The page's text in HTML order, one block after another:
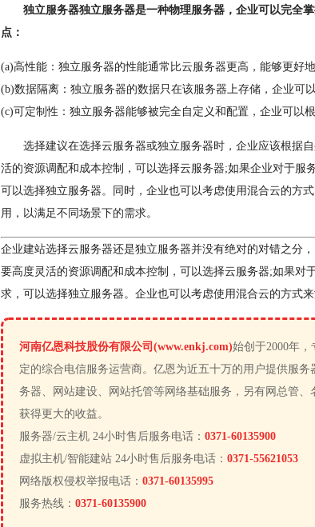
独立服务器独立服务器是一种物理服务器，企业可以完全
点：
(a)高性能：独立服务器的性能通常比云服务器更高，能够更好
(b)数据隔离：独立服务器的数据只在该服务器上存储，企业可
(c)可定制性：独立服务器能够被完全自定义和配置，企业可以
选择建议在选择云服务器或独立服务器时，企业应该根据
活的资源调配和成本控制，可以选择云服务器;如果企业对于服
可以选择独立服务器。同时，企业也可以考虑使用混合云的方
用，以满足不同场景下的需求。
企业建站选择云服务器还是独立服务器并没有绝对的对错之分
要高度灵活的资源调配和成本控制，可以选择云服务器;如果对
求，可以选择独立服务器。企业也可以考虑使用混合云的方式来
河南亿恩科技股份有限公司(www.enkj.com)始创于2000年
定的综合电信服务运营商。亿恩为近五十万的用户提供服
务器、网站建设、网站托管等网络基础服务，另有网总管
获得更大的收益。
服务器/云主机 24小时售后服务电话： 0371-60135900
虚拟主机/智能建站 24小时售后服务电话： 0371-55621053
网络版权侵权举报电话： 0371-60135995
服务热线： 0371-60135900